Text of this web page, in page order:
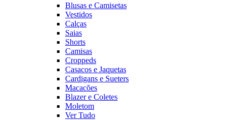
Blusas e Camisetas
Vestidos
Calças
Saias
Shorts
Camisas
Croppeds
Casacos e Jaquetas
Cardigans e Sueters
Macacões
Blazer e Coletes
Moletom
Ver Tudo